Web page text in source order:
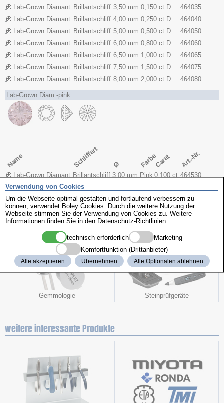
Lab-Grown Diamant Brillantschliff 3,50 mm 0,150 ct D
464035
Lab-Grown Diamant Brillantschliff 4,00 mm 0,250 ct D
464040
Lab-Grown Diamant Brillantschliff 5,00 mm 0,500 ct D
464050
Lab-Grown Diamant Brillantschliff 6,00 mm 0,800 ct D
464060
Lab-Grown Diamant Brillantschliff 6,50 mm 1,000 ct D
464065
Lab-Grown Diamant Brillantschliff 7,50 mm 1,500 ct D
464075
Lab-Grown Diamant Brillantschliff 8,00 mm 2,000 ct D 464080
Lab-Grown Diam.-pink
Name Schliffart Ø FarbeCarat Art.-Nr.
Lab-Grown Diamant Brillantschliff 3,00 mm Pink 0,100 ct 464530
Lab-Grown Diamant Brillantschliff
Lab-Grown Diamant Brillantschliff 5,00 mm Pink 0,500 ct 464550
dazu passt
Gemmologie Steinprüfgeräte
weitere interessante Produkte
Verwendung von Cookies
Um die Webseite optimal gestalten und fortlaufend verbessern zu
können, verwendet Boley Cookies. Durch die weitere Nutzung der
Webseite stimmen Sie der Verwendung von Cookies zu. Weitere
Informationen finden Sie in den Datenschutz-Richtlinien
technisch erforderlich
Marketing
Komfortfunktion (Drittanbieter)
Alle akzeptieren Übernehmen Alle Optionalen ablehnen